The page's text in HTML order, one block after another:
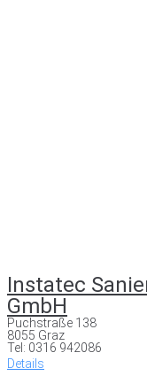
Instatec
GmbH
Puchstraße 138
8055 Graz
Tel: 0316 942086
Details